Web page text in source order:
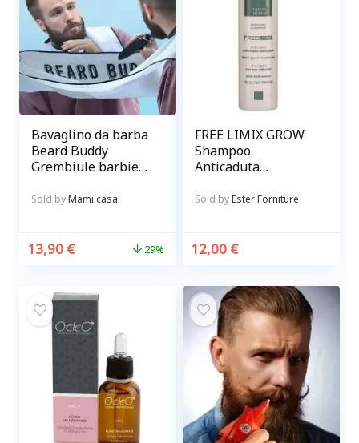
Bavaglino da barba
Beard Buddy
Grembiule barbiere
curare la barba
Sold byMami casa
13,90 € 29%
FREE LIMIX GROW
Shampoo
Anticaduta
capelli
Sold byEster Forniture
12,00 €